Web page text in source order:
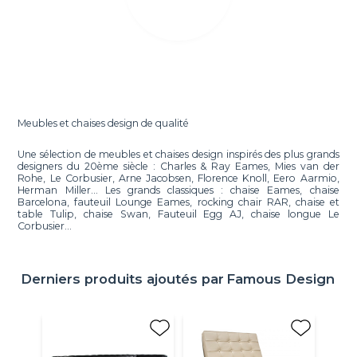
Meubles et chaises design de qualité
Une sélection de meubles et chaises design inspirés des plus grands
designers du 20ème siècle : Charles & Ray Eames, Mies van der
Rohe, Le Corbusier, Arne Jacobsen, Florence Knoll, Eero Aarmio,
Herman Miller... Les grands classiques : chaise Eames, chaise
Barcelona, fauteuil Lounge Eames, rocking chair RAR, chaise et
table Tulip, chaise Swan, Fauteuil Egg AJ, chaise longue Le
Corbusier...
Derniers produits ajoutés par Famous Design